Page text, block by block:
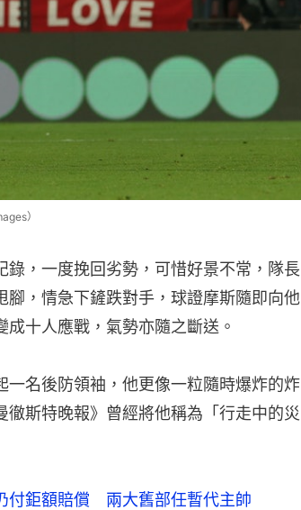
）
，一度挽回劣勢，可惜好景不常，隊長
腳，情急下鏟跌對手，球證摩斯隨即向他
十人應戰，氣勢亦隨之斷送。
一名後防領袖，他更像一粒隨時爆炸的炸
斯特晚報》曾經將他稱為「行走中的災
鉅額賠償　兩大舊部任暫代主帥